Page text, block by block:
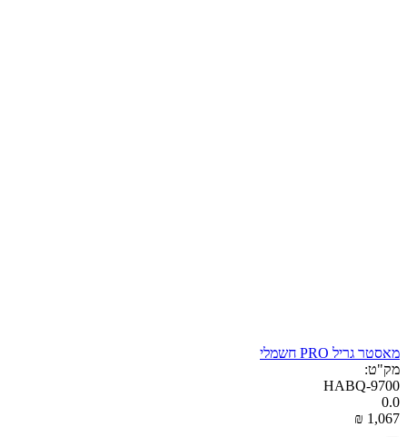
מאסטר גריל PRO חשמלי
מק"ט:
HABQ-9700
0.0
₪ 1,067